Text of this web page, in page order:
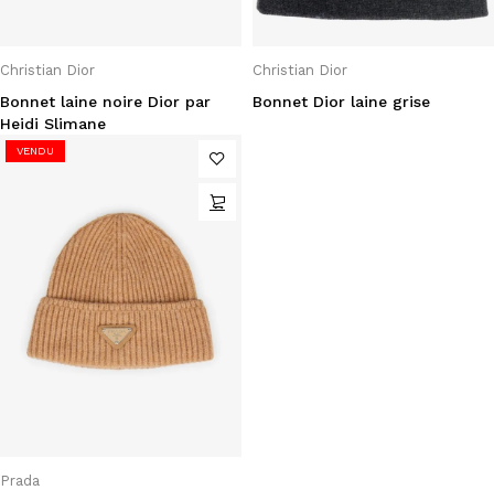
Christian Dior
Bonnet laine noire Dior par
Heidi Slimane
Christian Dior
Bonnet Dior laine grise
VENDU
Prada